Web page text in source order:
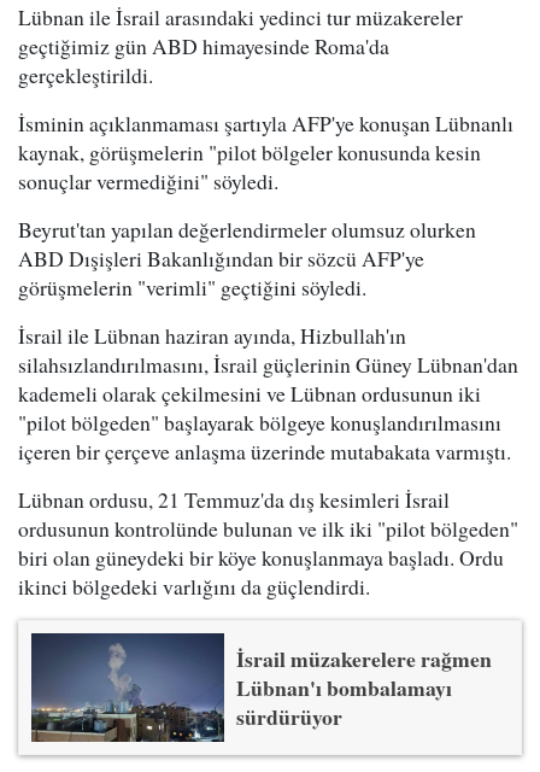
Lübnan ile İsrail arasındaki yedinci tur müzakereler
geçtiğimiz gün ABD himayesinde Roma'da
gerçekleştirildi.
İsminin açıklanmaması şartıyla AFP'ye konuşan Lübnanlı
kaynak, görüşmelerin "pilot bölgeler konusunda kesin
sonuçlar vermediğini" söyledi.
Beyrut'tan yapılan değerlendirmeler olumsuz olurken
ABD Dışişleri Bakanlığından bir sözcü AFP'ye
görüşmelerin "verimli" geçtiğini söyledi.
İsrail ile Lübnan haziran ayında, Hizbullah'ın
silahsızlandırılmasını, İsrail güçlerinin Güney Lübnan'dan
kademeli olarak çekilmesini ve Lübnan ordusunun iki
"pilot bölgeden" başlayarak bölgeye konuşlandırılmasını
içeren bir çerçeve anlaşma üzerinde mutabakata varmıştı.
Lübnan ordusu, 21 Temmuz'da dış kesimleri İsrail
ordusunun kontrolünde bulunan ve ilk iki "pilot bölgeden"
biri olan güneydeki bir köye konuşlanmaya başladı. Ordu
ikinci bölgedeki varlığını da güçlendirdi.
İsrail müzakerelere rağmen
Lübnan'ı bombalamayı
sürdürüyor